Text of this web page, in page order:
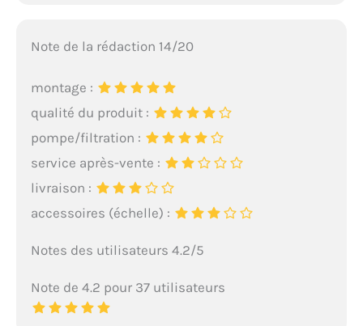
Note de la rédaction 14/20
montage :
qualité du produit :
pompe/filtration :
service après-vente :
livraison :
accessoires (échelle) :
Notes des utilisateurs 4.2/5
Note de 4.2 pour 37 utilisateurs